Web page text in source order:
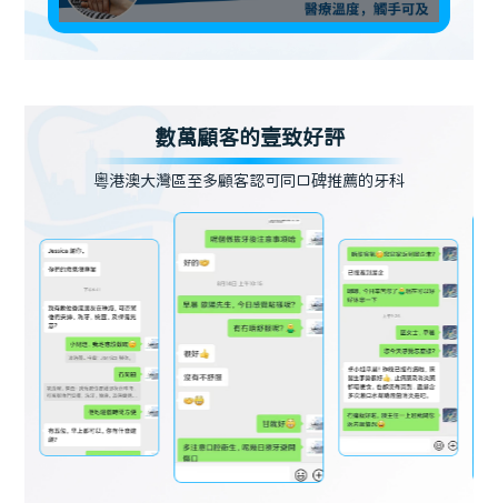
數萬顧客的壹致好評
粵港澳大灣區至多顧客認可同口碑推薦的牙科